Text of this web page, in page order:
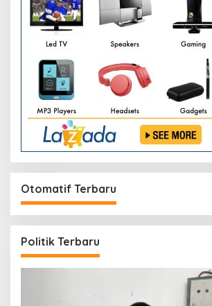
Otomatif Terbaru
Politik Terbaru